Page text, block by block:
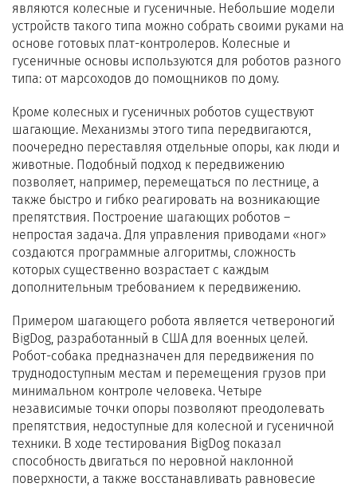
являются колесные и гусеничные. Небольшие модели
устройств такого типа можно собрать своими руками на
основе готовых плат-контролеров. Колесные и
гусеничные основы используются для роботов разного
типа: от марсоходов до помощников по дому.
Кроме колесных и гусеничных роботов существуют
шагающие. Механизмы этого типа передвигаются,
поочередно переставляя отдельные опоры, как люди и
животные. Подобный подход к передвижению
позволяет, например, перемещаться по лестнице, а
также быстро и гибко реагировать на возникающие
препятствия. Построение шагающих роботов –
непростая задача. Для управления приводами «ног»
создаются программные алгоритмы, сложность
которых существенно возрастает с каждым
дополнительным требованием к передвижению.
Примером шагающего робота является четвероногий
BigDog, разработанный в США для военных целей.
Робот-собака предназначен для передвижения по
труднодоступным местам и перемещения грузов при
минимальном контроле человека. Четыре
независимые точки опоры позволяют преодолевать
препятствия, недоступные для колесной и гусеничной
техники. В ходе тестирования BigDog показал
способность двигаться по неровной наклонной
поверхности, а также восстанавливать равновесие